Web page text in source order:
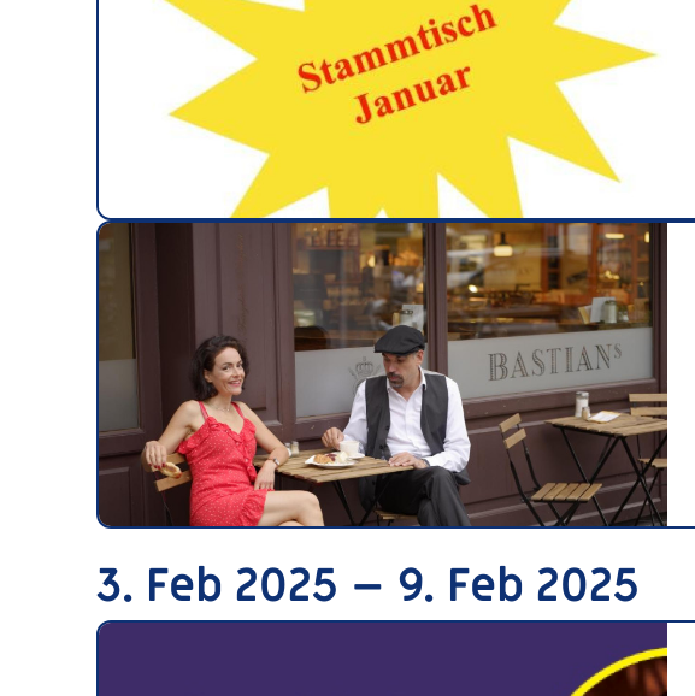
3. Feb 2025 – 9. Feb 2025